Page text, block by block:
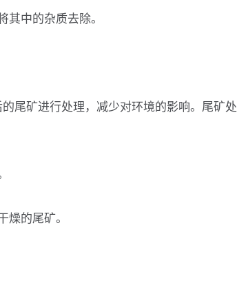
其中的杂质去除。
尾矿进行处理，减少对环境的影响。尾矿处
燥的尾矿。